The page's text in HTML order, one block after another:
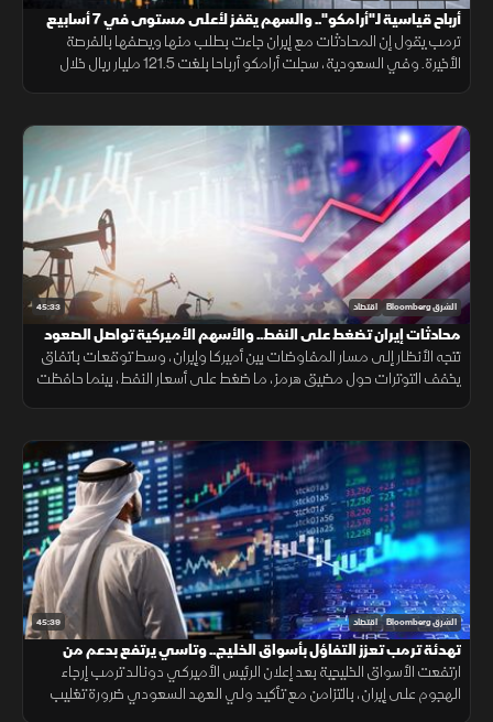
أرباح قياسية لـ"أرامكو".. والسهم يقفز لأعلى مستوى في 7 أسابيع
ترمب يقول إن المحادثات مع إيران جاءت بطلب منها ويصفها بالفرصة
الأخيرة. وفي السعودية، سجلت أرامكو أرباحا بلغت 121.5 مليار ريال خلال
45:33 الشرق Bloomberg اقتصاد
محادثات إيران تضغط على النفط.. والأسهم الأميركية تواصل الصعود
تتجه الأنظار إلى مسار المفاوضات بين أميركا وإيران، وسط توقعات باتفاق
يخفف التوترات حول مضيق هرمز، ما ضغط على أسعار النفط، بينما حافظت
45:39 الشرق Bloomberg اقتصاد
تهدئة ترمب تعزز التفاؤل بأسواق الخليج.. وتاسي يرتفع بدعم من
القياديات
ارتفعت الأسواق الخليجية بعد إعلان الرئيس الأميركي دونالد ترمب إرجاء
الهجوم على إيران، بالتزامن مع تأكيد ولي العهد السعودي ضرورة تغليب